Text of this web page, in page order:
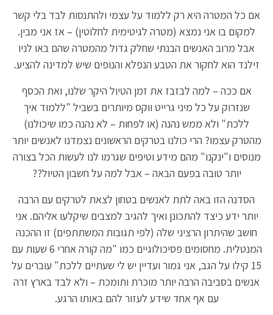
אם כל המטרה היא רק ללמוד על עצמי ולהתנסות לבד בלי קשר
למקום בו אני נמצא (מטרה לגיטימית לחלוטין) – אז אני מבין.
אבל מרוב האנשים הבנתי שחלק גדול מהמטרה שהם באו לניו
זילנד הוא לחקור את הטבע הנפלא והנופים שיש למדינה להציע.
אם ככה – למה לבזבז את זמן הטיול היקר שלנו, ואת הכסף
שנזרוק על כל מיני גרייט ווקס מיותרים בשביל "ללמוד איך
ללכת" ולא ממש נהנה (או לפחות – לא נהנה כמו שיכולנו)
מהטרק עצמו? הרי כולנו בטרקים הראשונים נצמדנו לאנשים יותר
מנוסים ו"ינקנו" מהם מידע וטיפים שגרמו לנו לעשות הכל בצורה
יותר טובה בפעם הבאה – אבל למה על חשבון הטיול??
הסדנה הזו באה לתת לאנשים בטחון לצאת לטרקים עם הרבה
יותר ידע כיצד להתכונן ואיך להגיב למצבים שיקלעו אליהם. אני
חושב שהיתרון הרציני שלה (לפי תגובות המשתתפים) זו ההכנה
המנטלית. מחסומים פסיכולוגיים כמו "מה קורה אחרי 6 שעות עם
15 קילו על הגב, אני גמור ועדיין יש לי שעתיים ללכת" עוברים על
אנשים בסביבה הרבה יותר מוכרת ותומכת – ולא לבד בארץ זרה
עם אף אחד שידע לעזור להם באותו הרגע.